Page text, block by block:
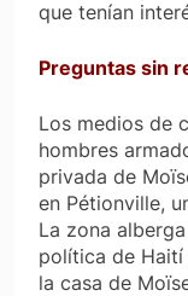
que tenían
Preguntas sin
Los medios de
hombres
privada de
en Pétionville,
La zona
política de
la casa de